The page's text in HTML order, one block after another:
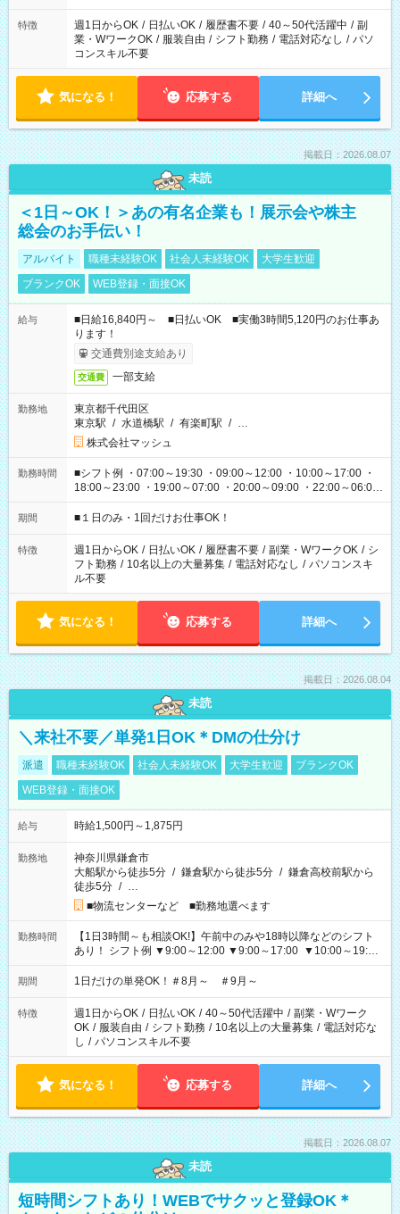
特徴 週1日からOK / 日払いOK / 履歴書不要 / 40～50代活躍中 / 副
業・WワークOK / 服装自由 / シフト勤務 / 電話対応なし / パソ
コンスキル不要
気になる！ 応募する 詳細へ
掲載日：2026.08.07
未読
＜1日～OK！＞あの有名企業も！展示会や株主
総会のお手伝い！
アルバイト 職種未経験OK 社会人未経験OK
大学生歓迎
ブランクOK
WEB登録・面接OK
給与
■日給16,840円～ ■日払いOK ■実働3時間5,120円のお仕事あ
ります！
交通費別途支給あり
交通費 一部支給
勤務地
東京都千代田区
東京駅 / 水道橋駅 / 有楽町駅 / …
株式会社マッシュ
勤務時間
■シフト例 ・07:00～19:30 ・09:00～12:00 ・10:00～17:00 ・
18:00～23:00 ・19:00～07:00 ・20:00～09:00 ・22:00～06:00
etc ★最短で3時間で5,120円のお仕事から 15時間で2万円近く稼
げるお仕事も！ ご希望のお時間に合わせてご紹介！ ※シフトは
ください！
期間 ■１日のみ・1回だけお仕事OK！
特徴 週1日からOK / 日払いOK / 履歴書不要 / 副業・WワークOK / シ
フト勤務 / 10名以上の大量募集 / 電話対応なし / パソコンスキ
ル不要
気になる！ 応募する 詳細へ
掲載日：2026.08.04
未読
＼来社不要／単発1日OK＊DMの仕分け
派遣 職種未経験OK 社会人未経験OK 大学生歓迎
ブランクOK
WEB登録・面接OK
給与 時給1,500円～1,875円
勤務地
神奈川県鎌倉市
大船駅から徒歩5分 / 鎌倉駅から徒歩5分 / 鎌倉高校前駅から
徒歩5分 / …
■物流センターなど ■勤務地選べます
勤務時間
【1日3時間～も相談OK!】午前中のみや18時以降などのシフト
あり！ シフト例 ▼9:00～12:00 ▼9:00～17:00 ▼10:00～19:00
▼18:00～21:00
期間 1日だけの単発OK！＃8月～ ＃9月～
特徴 週1日からOK / 日払いOK / 40～50代活躍中 / 副業・Wワーク
OK / 服装自由 / シフト勤務 / 10名以上の大量募集 / 電話対応な
し / パソコンスキル不要
気になる！ 応募する 詳細へ
掲載日：2026.08.07
未読
短時間シフトあり！WEBでサクッと登録OK＊